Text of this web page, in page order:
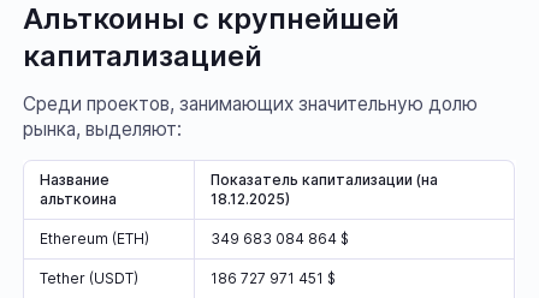
Альткоины с крупнейшей
капитализацией
Среди проектов, занимающих значительную долю
рынка, выделяют:
Название
альткоина
Показатель капитализации (на
18.12.2025)
Ethereum (ETH) 349 683 084 864 $
Tether (USDT) 186 727 971 451 $